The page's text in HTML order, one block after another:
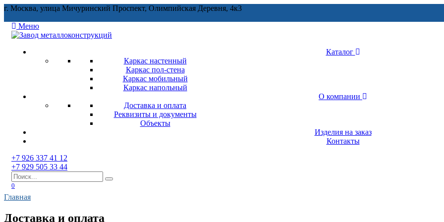
Перейти
содержанию
г. Москва, улица Мичуринский Проспект, Олимпийская Деревня, 4к3
Меню
Каталог
Каркас настенный
Каркас пол-стена
Каркас мобильный
Каркас напольный
О компании
Доставка и оплата
Реквизиты и документы
Объекты
Изделия на заказ
Контакты
+7 926 337 41 12
+7 929 505 33 44
Search
for:
0
Главная
Доставка и оплата